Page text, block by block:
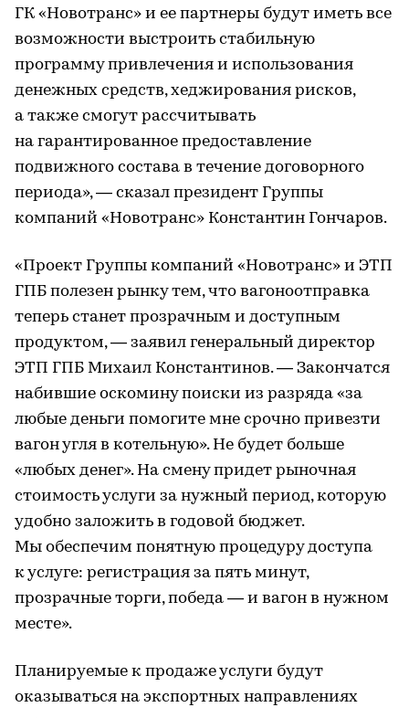
ГК «Новотранс» и ее партнеры будут иметь все
возможности выстроить стабильную
программу привлечения и использования
денежных средств, хеджирования рисков,
а также смогут рассчитывать
на гарантированное предоставление
подвижного состава в течение договорного
периода», — сказал президент Группы
компаний «Новотранс» Константин Гончаров.
«Проект Группы компаний «Новотранс» и ЭТП
ГПБ полезен рынку тем, что вагоноотправка
теперь станет прозрачным и доступным
продуктом, — заявил генеральный директор
ЭТП ГПБ Михаил Константинов. — Закончатся
набившие оскомину поиски из разряда «за
любые деньги помогите мне срочно привезти
вагон угля в котельную». Не будет больше
«любых денег». На смену придет рыночная
стоимость услуги за нужный период, которую
удобно заложить в годовой бюджет.
Мы обеспечим понятную процедуру доступа
к услуге: регистрация за пять минут,
прозрачные торги, победа — и вагон в нужном
месте».
Планируемые к продаже услуги будут
оказываться на экспортных направлениях